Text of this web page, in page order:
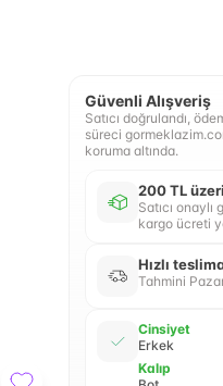
Güvenli Alışveriş
Satıcı doğrulandı,
süreci
koruma altında.
200 TL
Satıcı onaylı
kargo ücreti
Hızlı
Tahmini
Cinsiyet
Erkek
Kalıp